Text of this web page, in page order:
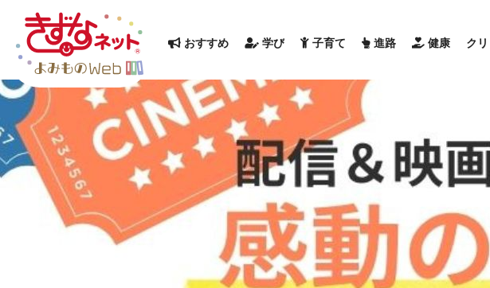
おすすめ 学び 子育て 進路 健康 ク